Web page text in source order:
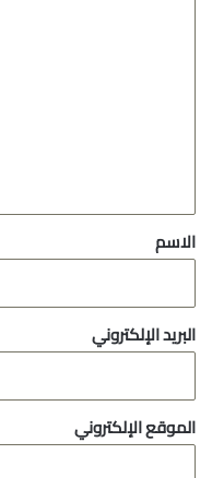
*
الاسم
البريد الإلكتروني
الموقع الإلكتروني